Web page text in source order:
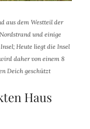
aus dem Westteil der
und einige
Heute liegt die Insel
daher von einem 8
Deich geschützt
Haus